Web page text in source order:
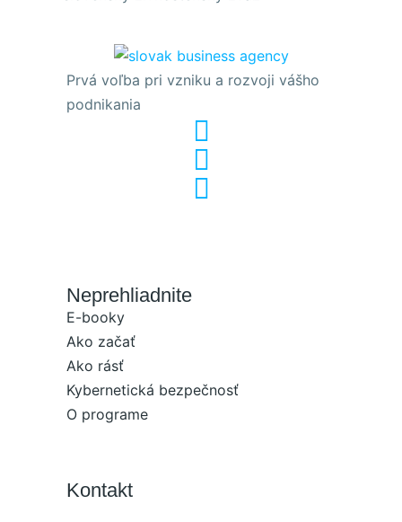
Prvá voľba pri vzniku a rozvoji vášho
podnikania
Neprehliadnite
E-booky
Ako začať
Ako rásť
Kybernetická bezpečnosť
O programe
Kontakt